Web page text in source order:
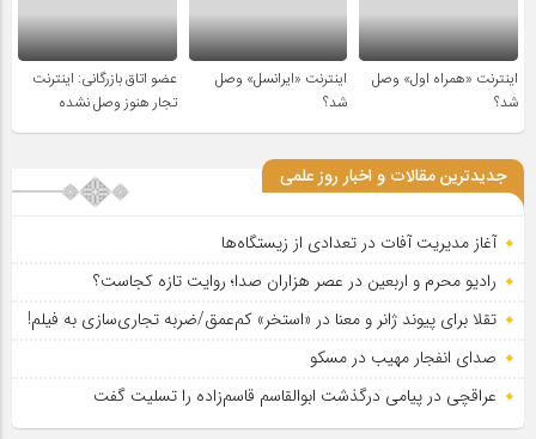
اینترنت «همراه اول» وصل
شد؟
اینترنت «ایرانسل» وصل
شد؟
عضو اتاق بازرگانی: اینترنت
تجار هنوز وصل نشده
جدیدترین مقالات و اخبار روز علمی
آغاز مدیریت آفات در تعدادی از زیستگاه‌ها
رادیو محرم و اربعین در عصر هزاران صدا؛ روایت تازه کجاست؟
تقلا برای پیوند ژانر و معنا در «استخر» کم‌عمق/ضربه تجاری‌سازی به فیلم!
صدای انفجار مهیب در مسکو
عراقچی در پیامی درگذشت ابوالقاسم قاسم‌زاده را تسلیت گفت